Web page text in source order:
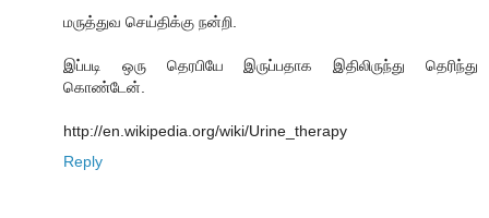
மருத்துவ செய்திக்கு நன்றி.
இப்படி ஒரு தெரபியே இருப்பதாக இதிலிருந்து தெரிந்து
கொண்டேன்.
http://en.wikipedia.org/wiki/Urine_therapy
Reply